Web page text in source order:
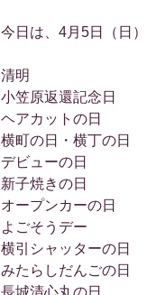
今日は、4月5日（日）
清明
小笠原返還記念日
ヘアカットの日
横町の日・横丁の日
デビューの日
新子焼きの日
オープンカーの日
よごそうデー
横引シャッターの日
みたらしだんごの日
長城清心丸の日